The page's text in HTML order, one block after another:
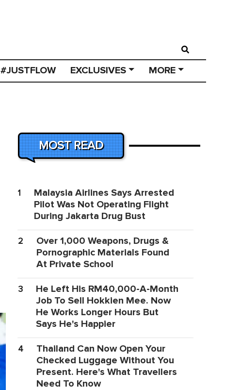
#JUSTFLOW EXCLUSIVES MORE
MOST READ
1
Malaysia Airlines Says Arrested
Pilot Was Not Operating Flight
During Jakarta Drug Bust
2
Over 1,000 Weapons, Drugs &
Pornographic Materials Found
At Private School
3
He Left His RM40,000-A-Month
Job To Sell Hokkien Mee. Now
He Works Longer Hours But
Says He's Happier
4
Thailand Can Now Open Your
Checked Luggage Without You
Present. Here's What Travellers
Need To Know